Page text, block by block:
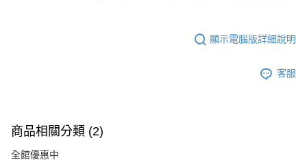
顯示電腦版詳細說明
客服
商品相關分類 (2)
全館優惠中